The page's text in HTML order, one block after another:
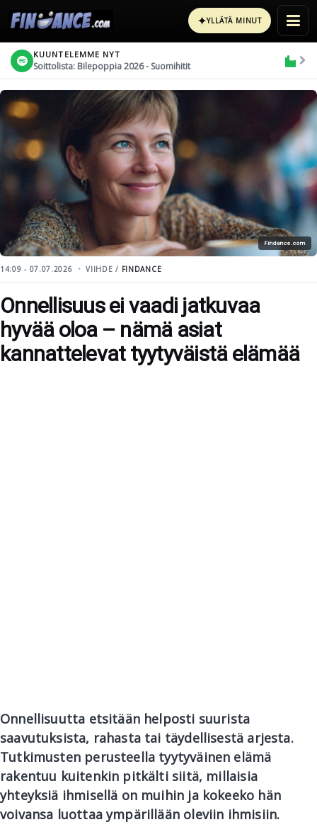
✦YLLÄTÄ MINUT
KUUNTELEMME NYT
Soittolista: Bilepoppia 2026 - Suomihitit
Findance.com
14:09 - 07.07.2026 VIIHDE / FINDANCE
Onnellisuus ei vaadi jatkuvaa
hyvää oloa – nämä asiat
kannattelevat tyytyväistä elämää
Onnellisuutta etsitään helposti suurista
saavutuksista, rahasta tai täydellisestä arjesta.
Tutkimusten perusteella tyytyväinen elämä
rakentuu kuitenkin pitkälti siitä, millaisia
yhteyksiä ihmisellä on muihin ja kokeeko hän
voivansa luottaa ympärillään oleviin ihmisiin.